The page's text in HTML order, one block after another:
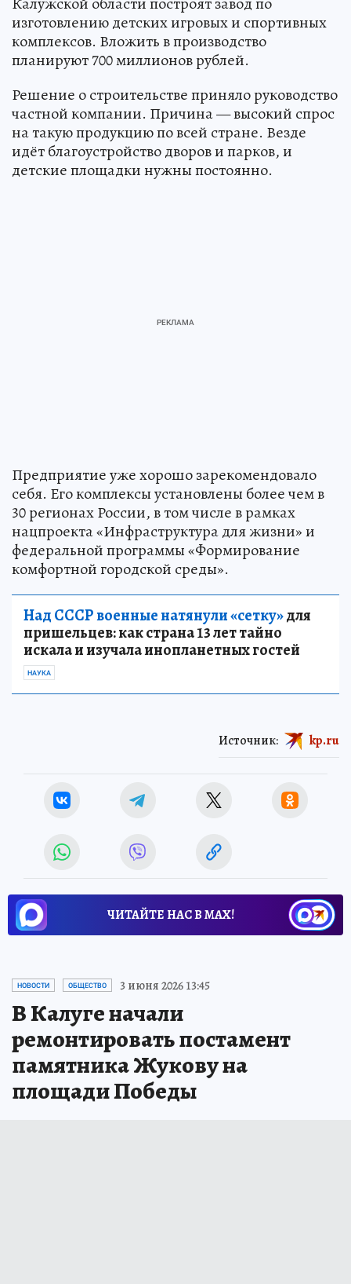
изготовлению детских игровых и спортивных
комплексов. Вложить в производство
планируют 700 миллионов рублей.
Решение о строительстве приняло руководство
частной компании. Причина — высокий спрос
на такую продукцию по всей стране. Везде
идёт благоустройство дворов и парков, и
детские площадки нужны постоянно.
Предприятие уже хорошо зарекомендовало
себя. Его комплексы установлены более чем в
30 регионах России, в том числе в рамках
нацпроекта «Инфраструктура для жизни» и
федеральной программы «Формирование
комфортной городской среды».
Над СССР военные натянули «сетку»для
пришельцев: как страна 13 лет тайно
искала и изучала инопланетных гостей
НАУКА
Источник: kp.ru
ЧИТАЙТЕ НАС В МАХ!
НОВОСТИ ОБЩЕСТВО 3 июня 2026 13:45
В Калуге начали
ремонтировать постамент
памятника Жукову на
площади Победы